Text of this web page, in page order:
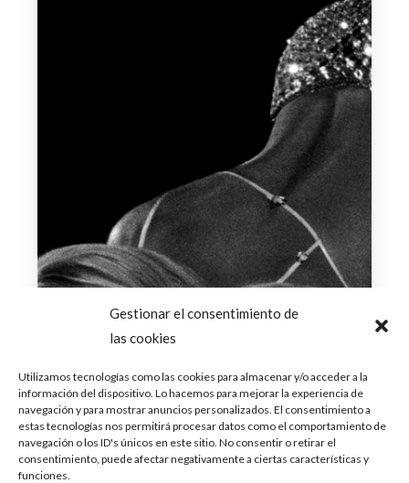
Gestionar el consentimiento de
las cookies
Utilizamos tecnologías como las cookies para almacenar y/o acceder a la
información del dispositivo. Lo hacemos para mejorar la experiencia de
navegación y para mostrar anuncios personalizados. El consentimiento a
estas tecnologías nos permitirá procesar datos como el comportamiento de
navegación o los ID's únicos en este sitio. No consentir o retirar el
consentimiento, puede afectar negativamente a ciertas características y
funciones.